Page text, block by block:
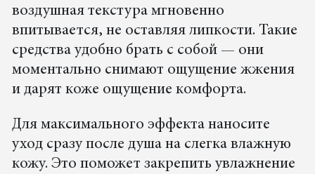
воздушная текстура мгновенно
впитывается, не оставляя липкости. Такие
средства удобно брать с собой — они
моментально снимают ощущение жжения
и дарят коже ощущение комфорта.
Для максимального эффекта наносите
уход сразу после душа на слегка влажную
кожу. Это поможет закрепить увлажнение